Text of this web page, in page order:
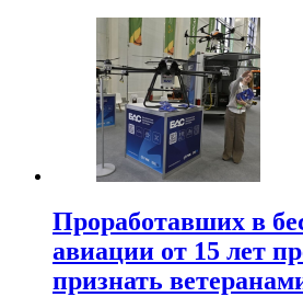
Проработавших в
авиации от 15 лет
признать